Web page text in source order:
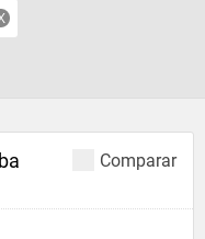
Comparar